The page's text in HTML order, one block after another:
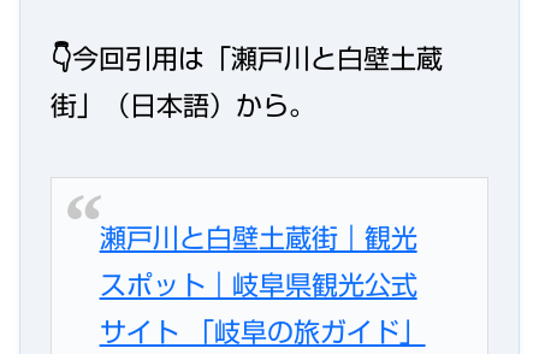
👇今回引用は「瀬戸川と白壁土蔵
街」（日本語）から。
瀬戸川と白壁土蔵街｜観光
スポット｜岐阜県観光公式
サイト 「岐阜の旅ガイド」